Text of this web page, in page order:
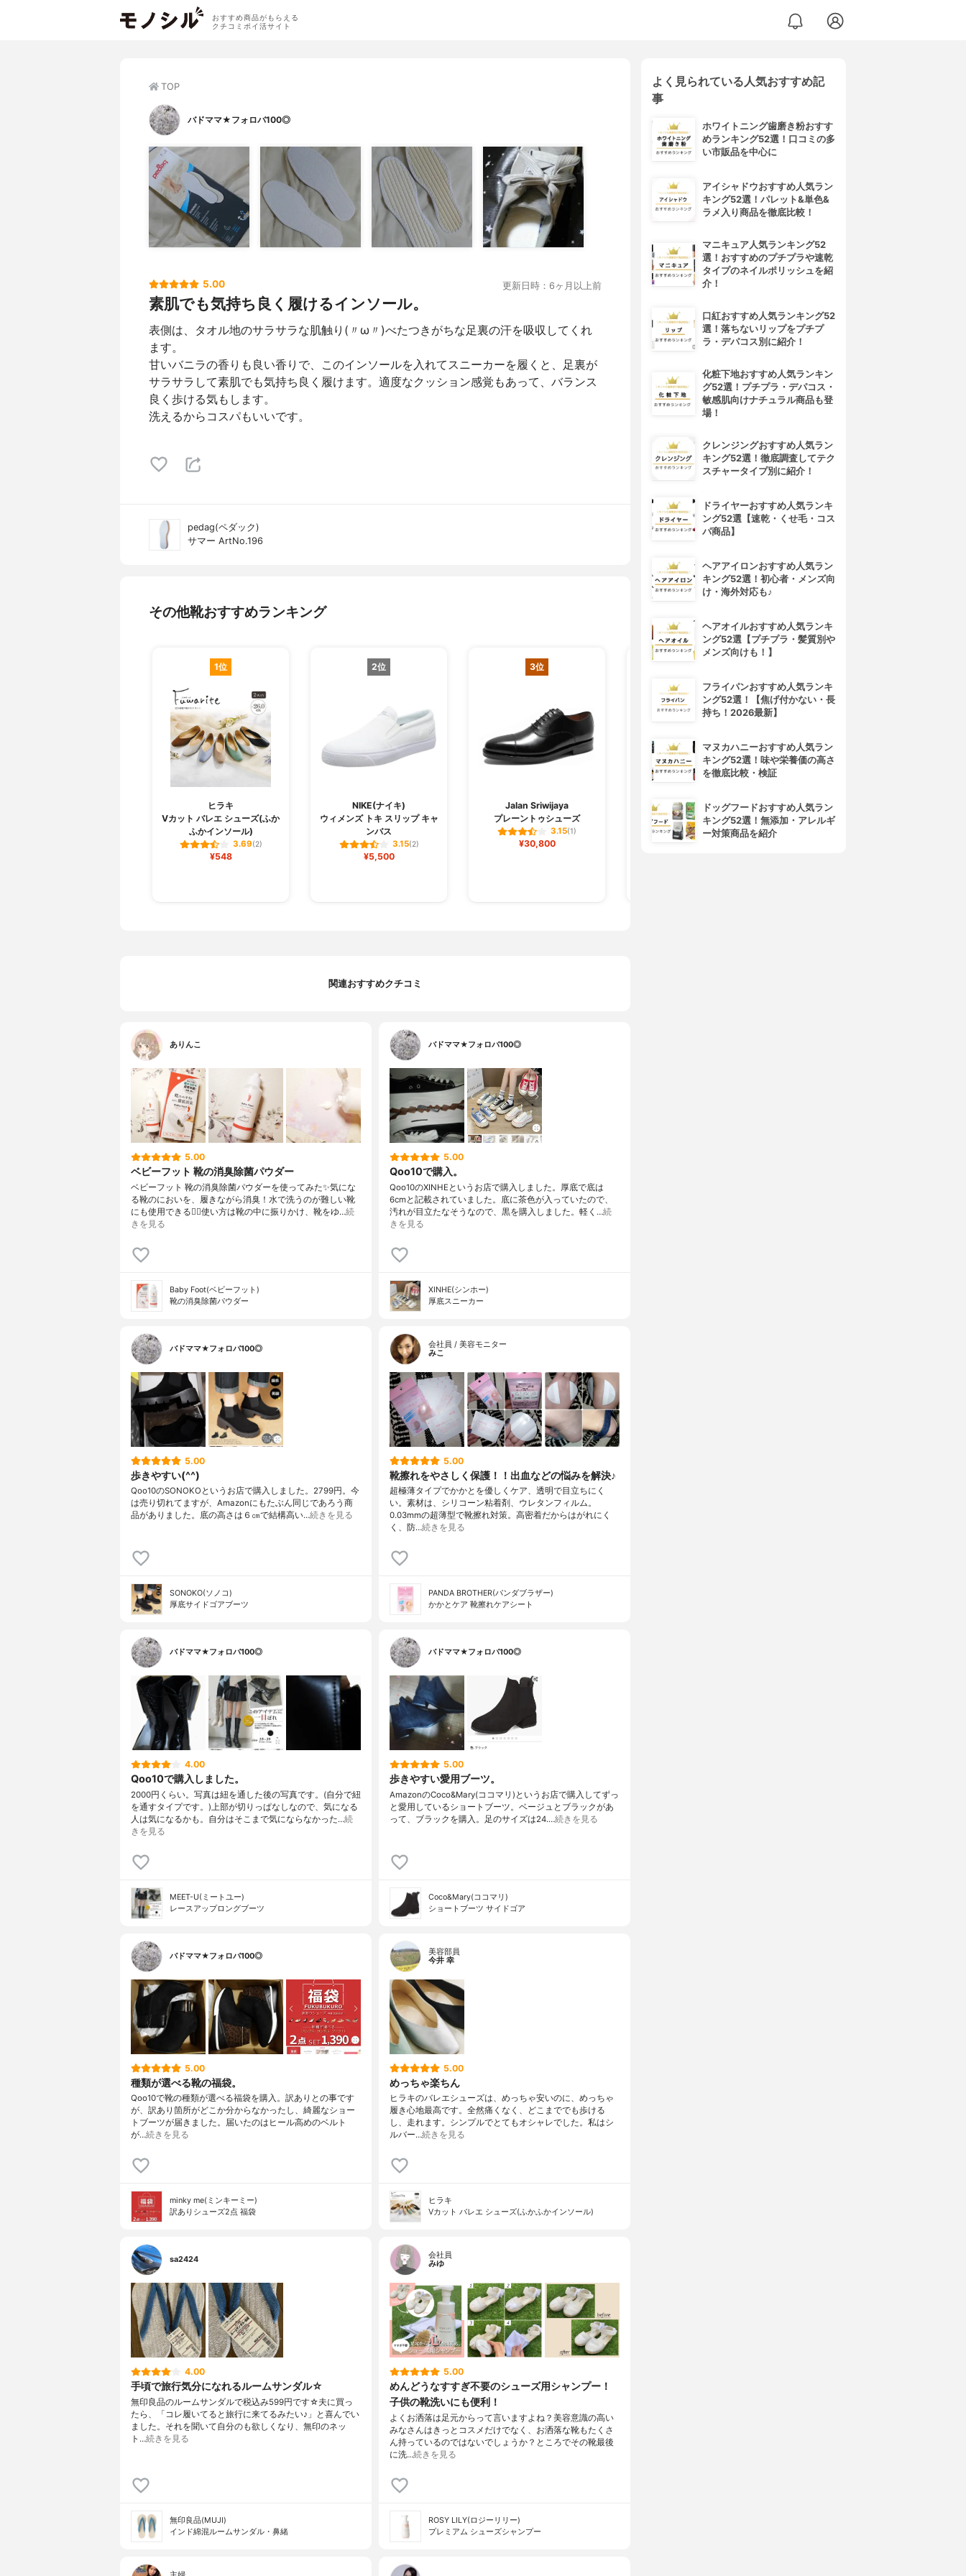
おすすめ商品がもらえる
クチコミポイ活サイト
TOP
バドママ★フォロバ100◎
5.00 更新日時：6ヶ月以上前
素肌でも気持ち良く履けるインソール。
表側は、タオル地のサラサラな肌触り(〃ω〃)べたつきがちな足裏の汗を吸収してくれ
ます。
甘いバニラの香りも良い香りで、このインソールを入れてスニーカーを履くと、足裏が
サラサラして素肌でも気持ち良く履けます。適度なクッション感覚もあって、バランス
良く歩ける気もします。
洗えるからコスパもいいです。
pedag(ペダック)
サマー ArtNo.196
その他靴おすすめランキング
1位
ヒラキ
Vカット バレエ シューズ(ふか
ふかインソール)
3.69(2)
¥548
2位
NIKE(ナイキ)
ウィメンズ トキ スリップ キャ
ンバス
3.15(2)
¥5,500
3位
Jalan Sriwijaya
プレーントゥシューズ
3.15(1)
¥30,800
MAISON SPECIAL(メーション
スペシャル)
東京産メッシュストラップ厚底
エアビブラムソールスポーツサ
ROSY LILY(ロジーリリー)
スターターキット
関連おすすめクチコミ
ありんこ
5.00
ベビーフット 靴の消臭除菌パウダー
ベビーフット 靴の消臭除菌パウダーを使ってみた✨気にな
る靴のにおいを、履きながら消臭！水で洗うのが難しい靴
にも使用できる🙆‍♀️使い方は靴の中に振りかけ、靴をゆ…続
きを見る
Baby Foot(ベビーフット)
靴の消臭除菌パウダー
バドママ★フォロバ100◎
5.00
Qoo10で購入。
Qoo10のXINHEというお店で購入しました。厚底で底は
6cmと記載されていました。底に茶色が入っていたので、
汚れが目立たなそうなので、黒を購入しました。軽く…続
きを見る
XINHE(シンホー)
厚底スニーカー
バドママ★フォロバ100◎
5.00
歩きやすい(^^)
Qoo10のSONOKOというお店で購入しました。2799円。今
は売り切れてますが、Amazonにもたぶん同じであろう商
品がありました。底の高さは６㎝で結構高い…続きを見る
SONOKO(ソノコ)
厚底サイドゴアブーツ
会社員 / 美容モニター
みこ
5.00
靴擦れをやさしく保護！！出血などの悩みを解決♪
超極薄タイプでかかとを優しくケア、透明で目立ちにく
い。素材は、シリコーン粘着剤、ウレタンフィルム。
0.03mmの超薄型で靴擦れ対策。高密着だからはがれにく
く、防…続きを見る
PANDA BROTHER(パンダブラザー)
かかとケア 靴擦れケアシート
バドママ★フォロバ100◎
4.00
Qoo10で購入しました。
2000円くらい。写真は紐を通した後の写真です。(自分で紐
を通すタイプです。)上部が切りっぱなしなので、気になる
人は気になるかも。自分はそこまで気にならなかった…続
きを見る
MEET-U(ミートユー)
レースアップロングブーツ
バドママ★フォロバ100◎
5.00
歩きやすい愛用ブーツ。
AmazonのCoco&Mary(ココマリ)というお店で購入してずっ
と愛用しているショートブーツ。ベージュとブラックがあ
って、ブラックを購入。足のサイズは24.…続きを見る
Coco&Mary(ココマリ)
ショートブーツ サイドゴア
バドママ★フォロバ100◎
5.00
種類が選べる靴の福袋。
Qoo10で靴の種類が選べる福袋を購入。訳ありとの事です
が、訳あり箇所がどこか分からなかったし、綺麗なショー
トブーツが届きました。届いたのはヒール高めのベルト
が…続きを見る
minky me(ミンキーミー)
訳ありシューズ2点 福袋
美容部員
今井 幸
5.00
めっちゃ楽ちん
ヒラキのバレエシューズは、めっちゃ安いのに、めっちゃ
履き心地最高です。全然痛くなく、どこまででも歩ける
し、走れます。シンプルでとてもオシャレでした。私はシ
ルバー…続きを見る
ヒラキ
Vカット バレエ シューズ(ふかふかインソール)
sa2424
4.00
手頃で旅行気分になれるルームサンダル☆
無印良品のルームサンダルで税込み599円です☆夫に買っ
たら、「コレ履いてると旅行に来てるみたい♪」と喜んでい
ました。それを聞いて自分のも欲しくなり、無印のネッ
ト…続きを見る
無印良品(MUJI)
インド綿混ルームサンダル・鼻緒
会社員
みゆ
5.00
めんどうなすすぎ不要のシューズ用シャンプー！
子供の靴洗いにも便利！
よくお洒落は足元からって言いますよね？美容意識の高い
みなさんはきっとコスメだけでなく、お洒落な靴もたくさ
ん持っているのではないでしょうか？ところでその靴最後
に洗…続きを見る
ROSY LILY(ロジーリリー)
プレミアム シューズシャンプー
よく見られている人気おすすめ記
事
ホワイトニング歯磨き粉おすす
めランキング52選！口コミの多
い市販品を中心に
アイシャドウおすすめ人気ラン
キング52選！パレット&単色&
ラメ入り商品を徹底比較！
マニキュア人気ランキング52
選！おすすめのプチプラや速乾
タイプのネイルポリッシュを紹
介！
口紅おすすめ人気ランキング52
選！落ちないリップをプチプ
ラ・デパコス別に紹介！
化粧下地おすすめ人気ランキン
グ52選！プチプラ・デパコス・
敏感肌向けナチュラル商品も登
場！
クレンジングおすすめ人気ラン
キング52選！徹底調査してテク
スチャータイプ別に紹介！
ドライヤーおすすめ人気ランキ
ング52選【速乾・くせ毛・コス
パ商品】
ヘアアイロンおすすめ人気ラン
キング52選！初心者・メンズ向
け・海外対応も♪
ヘアオイルおすすめ人気ランキ
ング52選【プチプラ・髪質別や
メンズ向けも！】
フライパンおすすめ人気ランキ
ング52選！【焦げ付かない・長
持ち！2026最新】
マヌカハニーおすすめ人気ラン
キング52選！味や栄養価の高さ
を徹底比較・検証
ドッグフードおすすめ人気ラン
キング52選！無添加・アレルギ
ー対策商品を紹介